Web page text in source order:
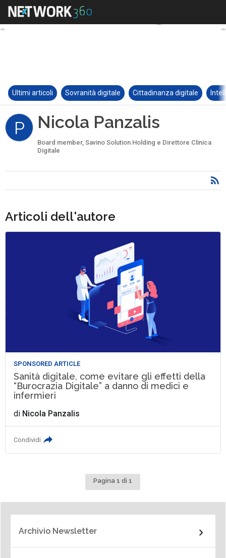
Ultimi articoli Sovranità digitale Cittadinanza digitale
P Nicola Panzalis
Board member, Savino Solution Holding e Direttore Clinica
Digitale
Articoli dell'autore
SPONSORED ARTICLE
Sanità digitale, come evitare gli effetti della
“Burocrazia Digitale” a danno di medici e
infermieri
di Nicola Panzalis
Condividi
Pagina 1 di 1
Archivio Newsletter